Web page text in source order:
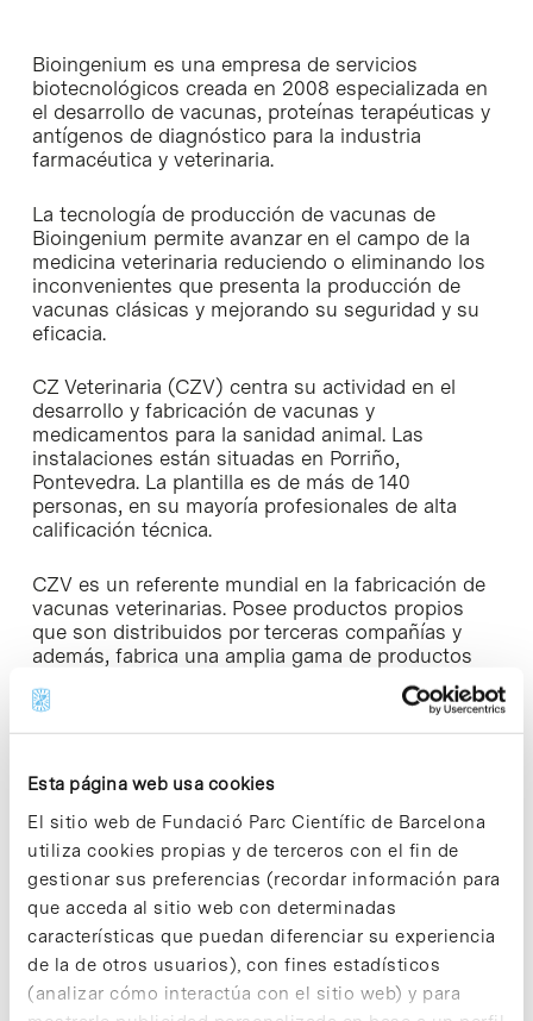
Esta página web usa cookies
El sitio web de Fundació Parc Científic de Barcelona
utiliza cookies propias y de terceros con el fin de
gestionar sus preferencias (recordar información para
que acceda al sitio web con determinadas
características que puedan diferenciar su experiencia
de la de otros usuarios), con fines estadísticos
(analizar cómo interactúa con el sitio web) y para
Bioingenium es una empresa de servicios
biotecnológicos creada en 2008 especializada en
el desarrollo de vacunas, proteínas terapéuticas y
antígenos de diagnóstico para la industria
farmacéutica y veterinaria.
La tecnología de producción de vacunas de
Bioingenium permite avanzar en el campo de la
medicina veterinaria reduciendo o eliminando los
inconvenientes que presenta la producción de
vacunas clásicas y mejorando su seguridad y su
eficacia.
CZ Veterinaria (CZV) centra su actividad en el
desarrollo y fabricación de vacunas y
medicamentos para la sanidad animal. Las
instalaciones están situadas en Porriño,
Pontevedra. La plantilla es de más de 140
personas, en su mayoría profesionales de alta
calificación técnica.
CZV es un referente mundial en la fabricación de
vacunas veterinarias. Posee productos propios
que son distribuidos por terceras compañías y
además, fabrica una amplia gama de productos
biológicos y farmacológicos para multinacionales
y gobiernos de todo el mundo con presencia en
Share